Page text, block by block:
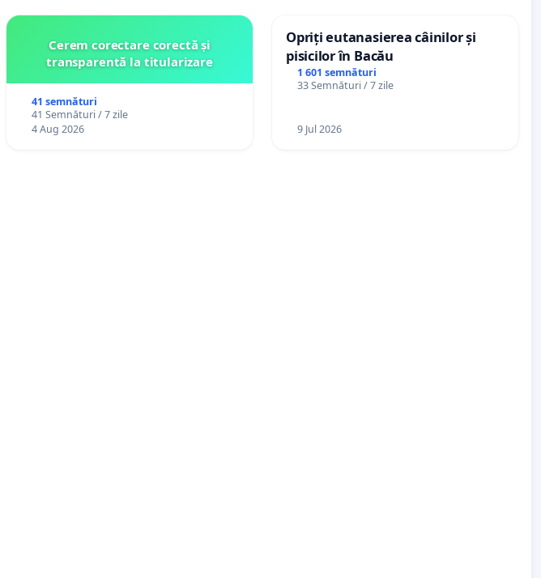
Cerem corectare corectă și
transparentă la titularizare
41 semnături
41 Semnături / 7 zile
4 Aug 2026
Opriți eutanasierea câinilor și
pisicilor în Bacău
1 601 semnături
33 Semnături / 7 zile
9 Jul 2026